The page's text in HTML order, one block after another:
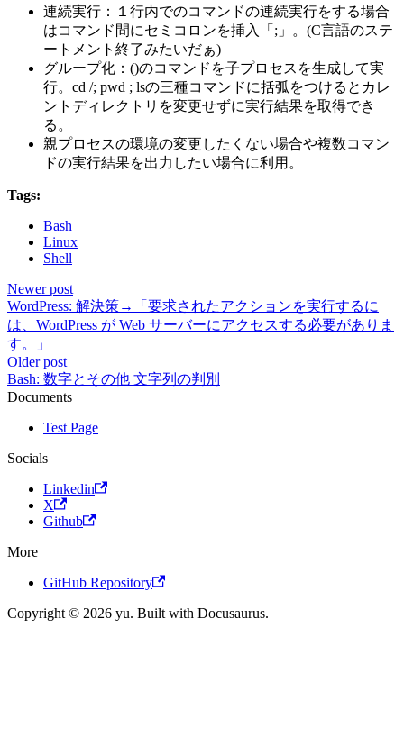
連続実行：１行内でのコマンドの連続実行をする場合
はコマンド間にセミコロンを挿入「;」。(C言語のステ
ートメント終了みたいだぁ)
グループ化：()のコマンドを子プロセスを生成して実
行。cd /; pwd ; lsの三種コマンドに括弧をつけるとカレ
ントディレクトリを変更せずに実行結果を取得でき
る。
親プロセスの環境の変更したくない場合や複数コマン
ドの実行結果を出力したい場合に利用。
Tags:
Bash
Linux
Shell
Newer post
WordPress: 解決策→「要求されたアクションを実行するに
は、WordPress が Web サーバーにアクセスする必要がありま
す。」
Older post
Bash: 数字とその他 文字列の判別
Documents
Test Page
Socials
Linkedin
X
Github
More
GitHub Repository
Copyright © 2026 yu. Built with Docusaurus.